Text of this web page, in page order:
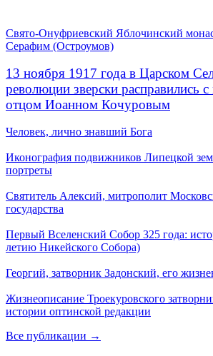
Свято-Онуфриевский Яблочинский
Серафим (Остроумов)
13 ноября 1917 года в Царском
революции зверски
отцом Иоанном Кочуровым
Человек, лично знавший Бога
Иконография подвижников Липецкой
портреты
Святитель Алексий, митрополит
государства
Первый Вселенский Собор 325 года:
летию Никейского Собора)
Георгий, затворник Задонский, его
Жизнеописание Троекуровского
истории оптинской редакции
Все публикации →